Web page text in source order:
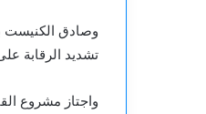
تشديد الرقابة
واجتاز مشروع